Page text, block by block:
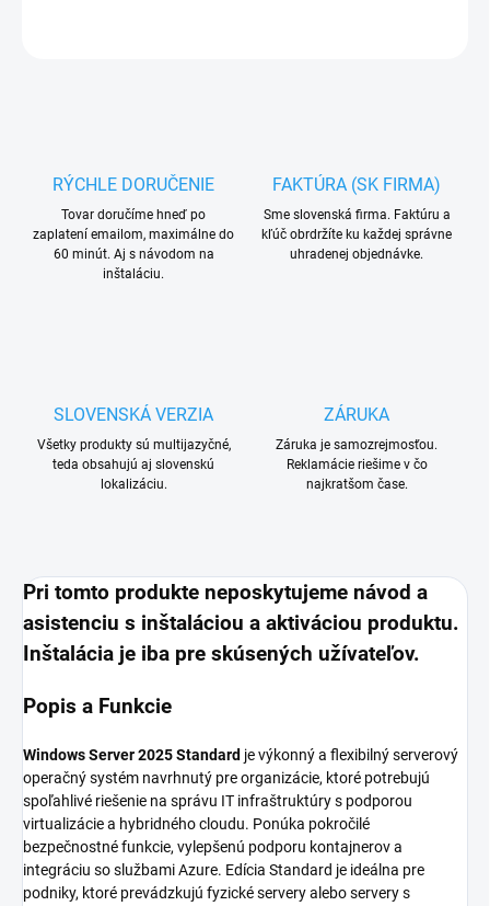
RÝCHLE DORUČENIE
Tovar doručíme hneď po
zaplatení emailom, maximálne do
60 minút. Aj s návodom na
inštaláciu.
FAKTÚRA (SK FIRMA)
Sme slovenská firma. Faktúru a
kľúč obrdržíte ku každej správne
uhradenej objednávke.
SLOVENSKÁ VERZIA
Všetky produkty sú multijazyčné,
teda obsahujú aj slovenskú
lokalizáciu.
ZÁRUKA
Záruka je samozrejmosťou.
Reklamácie riešime v čo
najkratšom čase.
Pri tomto produkte neposkytujeme návod a
asistenciu s inštaláciou a aktiváciou produktu.
Inštalácia je iba pre skúsených užívateľov.
Popis a Funkcie
Windows Server 2025 Standard je výkonný a flexibilný serverový
operačný systém navrhnutý pre organizácie, ktoré potrebujú
spoľahlivé riešenie na správu IT infraštruktúry s podporou
virtualizácie a hybridného cloudu. Ponúka pokročilé
bezpečnostné funkcie, vylepšenú podporu kontajnerov a
integráciu so službami Azure. Edícia Standard je ideálna pre
podniky, ktoré prevádzkujú fyzické servery alebo servery s